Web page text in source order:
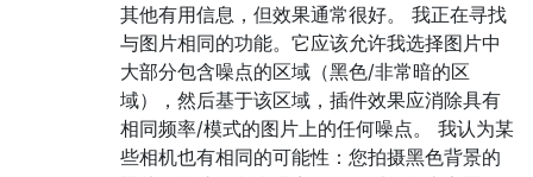
其他有用信息，但效果通常很好。 我正在寻找
与图片相同的功能。它应该允许我选择图片中
大部分包含噪点的区域（黑色/非常暗的区
域），然后基于该区域，插件效果应消除具有
相同频率/模式的图片上的任何噪点。 我认为某
些相机也有相同的可能性：您拍摄黑色背景的